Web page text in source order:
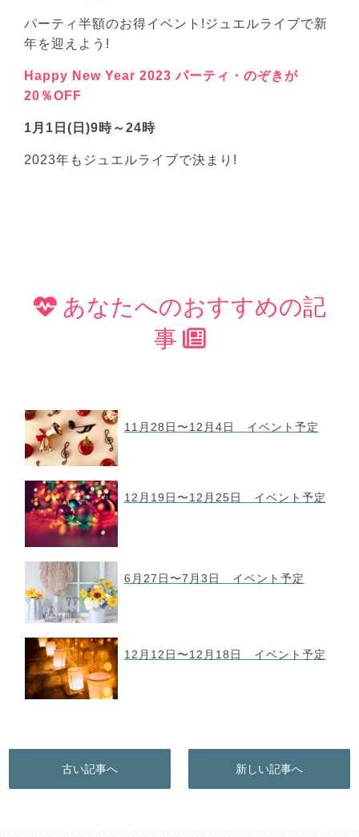
パーティ半額のお得イベント!ジュエルライブで新
年を迎えよう!
Happy New Year 2023 パーティ・のぞきが
20％OFF
1月1日(日)9時～24時
2023年もジュエルライブで決まり!
あなたへのおすすめの記
事
11月28日〜12月4日 イベント予定
12月19日〜12月25日 イベント予定
6月27日〜7月3日 イベント予定
12月12日〜12月18日 イベント予定
古い記事へ 新しい記事へ